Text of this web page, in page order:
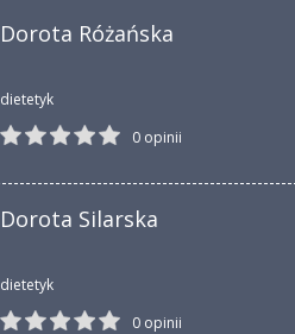
Dorota Różańska
dietetyk
0 opinii
Dorota Silarska
dietetyk
0 opinii